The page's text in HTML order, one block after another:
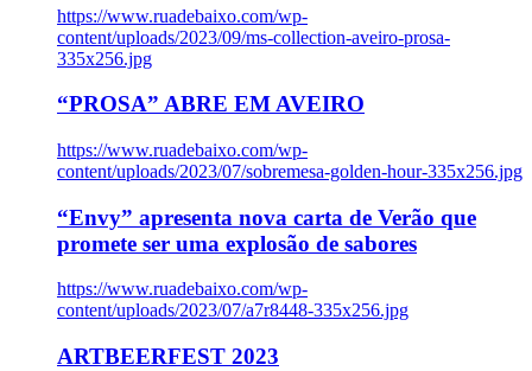
https://www.ruadebaixo.com/wp-
content/uploads/2023/09/ms-collection-aveiro-prosa-
335x256.jpg
“PROSA” ABRE EM AVEIRO
https://www.ruadebaixo.com/wp-
content/uploads/2023/07/sobremesa-golden-hour-335x256.jpg
“Envy” apresenta nova carta de Verão que
promete ser uma explosão de sabores
https://www.ruadebaixo.com/wp-
content/uploads/2023/07/a7r8448-335x256.jpg
ARTBEERFEST 2023